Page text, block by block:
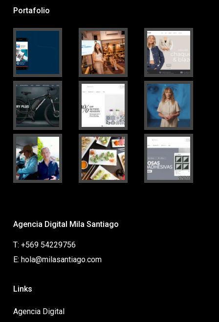
Portafolio
Agencia Digital Mila Santiago
T: +569 54229756
E: hola@milasantiago.com
Links
Agencia Digital